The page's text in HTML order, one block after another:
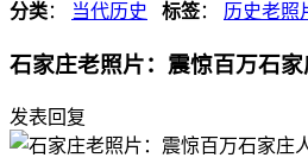
分类： 当代历史 标签： 历史老照
石家庄老照片：震惊百万石
发表回复